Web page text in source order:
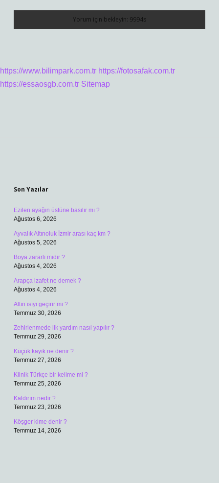
https://www.bilimpark.com.tr https://fotosafak.com.tr
https://essaosgb.com.tr Sitemap
Son Yazılar
Ezilen ayağın üstüne basılır mı ?
Ağustos 6, 2026
Ayvalık Altınoluk İzmir arası kaç km ?
Ağustos 5, 2026
Boya zararlı mıdır ?
Ağustos 4, 2026
Arapça izafet ne demek ?
Ağustos 4, 2026
Altın ısıyı geçirir mi ?
Temmuz 30, 2026
Zehirlenmede ilk yardım nasıl yapılır ?
Temmuz 29, 2026
Küçük kayık ne denir ?
Temmuz 27, 2026
Klinik Türkçe bir kelime mi ?
Temmuz 25, 2026
Kaldırım nedir ?
Temmuz 23, 2026
Köşger kime denir ?
Temmuz 14, 2026